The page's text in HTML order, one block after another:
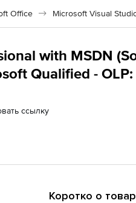
Office Microsoft Visual
with MSDN
Qualified -
ссылку
Коротко о